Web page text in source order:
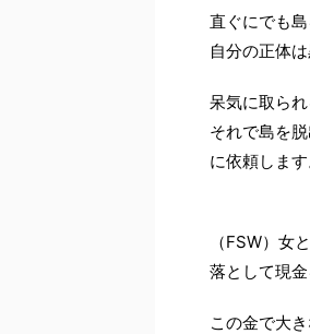
直ぐにでも
自分の正体
呆気に取ら
それで島を
に依頼します
（FSW）女
落として現
この金で大